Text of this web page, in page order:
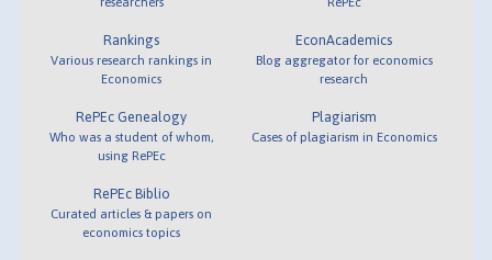
Rankings
Various research rankings in
Economics
RePEc Genealogy
Who was a student of whom,
using RePEc
RePEc Biblio
Curated articles & papers on
economics topics
EconAcademics
Blog aggregator for economics
research
Plagiarism
Cases of plagiarism in Economics